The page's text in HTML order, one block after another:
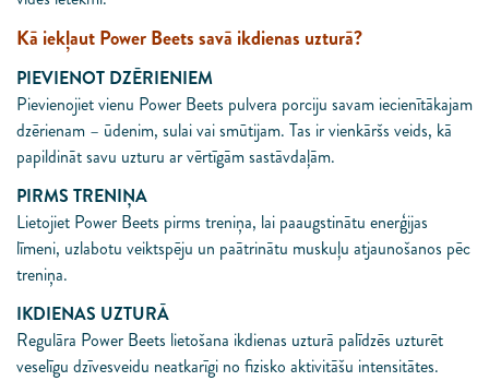
Kā iekļaut Power Beets savā ikdienas uzturā?
PIEVIENOT DZĒRIENIEM
Pievienojiet vienu Power Beets pulvera porciju savam iecienītākajam
dzērienam – ūdenim, sulai vai smūtijam. Tas ir vienkāršs veids, kā
papildināt savu uzturu ar vērtīgām sastāvdaļām.
PIRMS TRENIŅA
Lietojiet Power Beets pirms treniņa, lai paaugstinātu enerģijas
līmeni, uzlabotu veiktspēju un paātrinātu muskuļu atjaunošanos pēc
treniņa.
IKDIENAS UZTURĀ
Regulāra Power Beets lietošana ikdienas uzturā palīdzēs uzturēt
veselīgu dzīvesveidu neatkarīgi no fizisko aktivitāšu intensitātes.